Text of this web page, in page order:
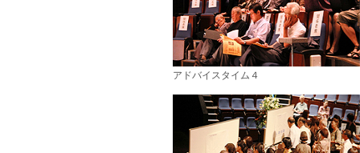
アドバイスタイム４